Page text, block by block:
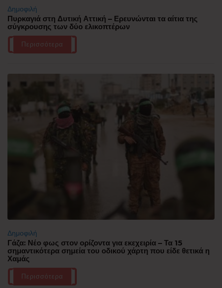
Δημοφιλή
Πυρκαγιά στη Δυτική Αττική – Ερευνώνται τα αίτια της
σύγκρουσης των δύο ελικοπτέρων
Περισσότερα
Δημοφιλή
Γάζα: Νέο φως στον ορίζοντα για εκεχειρία – Τα 15
σημαντικότερα σημεία του οδικού χάρτη που είδε θετικά η
Χαμάς
Περισσότερα